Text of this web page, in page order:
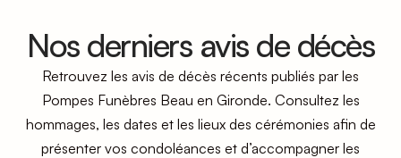
Nos derniers avis de décès
Retrouvez les avis de décès récents publiés par les
Pompes Funèbres Beau en Gironde. Consultez les
hommages, les dates et les lieux des cérémonies afin de
présenter vos condoléances et d’accompagner les